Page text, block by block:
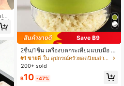
ง
ง |
ม
Save ฿9
2ชิ้น/1ชิ้น เครื่องบดกระเทียมแบบมือ - เ
ครื่องมือครัวหลายฟังก์ชัน สามารถใช้
สำหรับสับ หั่น และบด เหมาะสำหรับใช้
าง และรถขายอาหาร ออกแบบพกพาด้ว
#1 ขายดี
ใน อุปกรณ์ครัวยอดนิยมสำหรับฤดูร้อนและกิจกรรมกลางแจ
200+ sold
฿10 -47%